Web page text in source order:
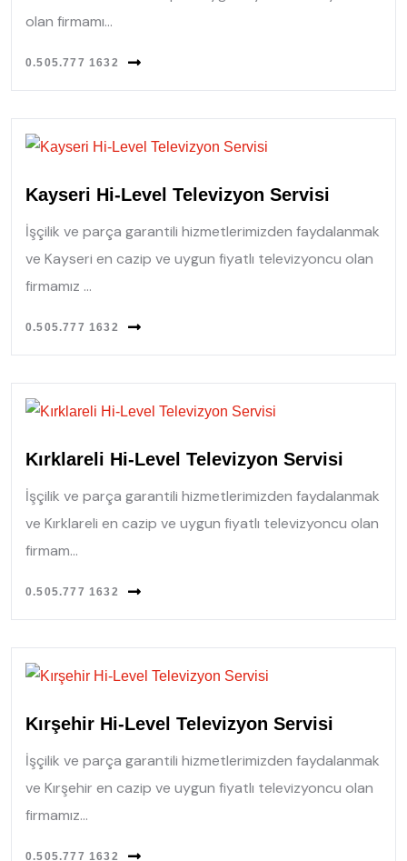
olan firmamı...
0.505.777 1632
Kayseri Hi-Level Televizyon Servisi
İşçilik ve parça garantili hizmetlerimizden faydalanmak
ve Kayseri en cazip ve uygun fiyatlı televizyoncu olan
firmamız ...
0.505.777 1632
Kırklareli Hi-Level Televizyon Servisi
İşçilik ve parça garantili hizmetlerimizden faydalanmak
ve Kırklareli en cazip ve uygun fiyatlı televizyoncu olan
firmam...
0.505.777 1632
Kırşehir Hi-Level Televizyon Servisi
İşçilik ve parça garantili hizmetlerimizden faydalanmak
ve Kırşehir en cazip ve uygun fiyatlı televizyoncu olan
firmamız...
0.505.777 1632